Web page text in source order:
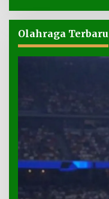
Olahraga Terbaru